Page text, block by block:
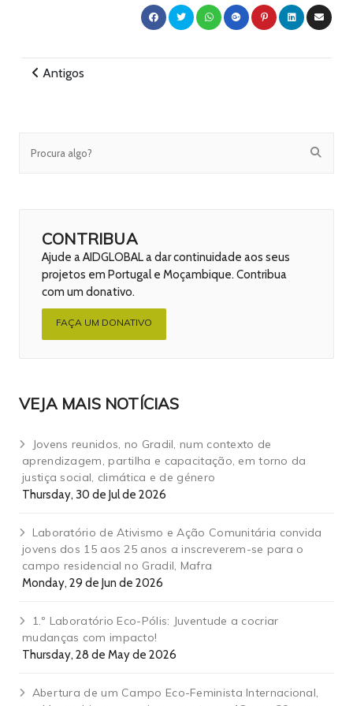
Antigos
CONTRIBUA
Ajude a AIDGLOBAL a dar continuidade aos seus
projetos em Portugal e Moçambique. Contribua
com um donativo.
FAÇA UM DONATIVO
VEJA MAIS NOTÍCIAS
Jovens reunidos, no Gradil, num contexto de
aprendizagem, partilha e capacitação, em torno da
justiça social, climática e de género
Thursday, 30 de Jul de 2026
Laboratório de Ativismo e Ação Comunitária convida
jovens dos 15 aos 25 anos a inscreverem-se para o
campo residencial no Gradil, Mafra
Monday, 29 de Jun de 2026
1.º Laboratório Eco-Pólis: Juventude a cocriar
mudanças com impacto!
Thursday, 28 de May de 2026
Abertura de um Campo Eco-Feminista Internacional,